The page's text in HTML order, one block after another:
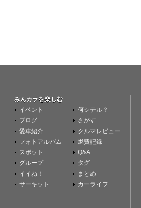
みんカラを楽しむ
イベント
ブログ
愛車紹介
フォトアルバム
スポット
グループ
イイね！
サーキット
何シテル？
さがす
クルマレビュー
燃費記録
Q&A
タグ
まとめ
カーライフ